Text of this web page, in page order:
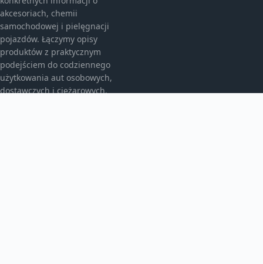
akcesoriach, chemii
samochodowej i pielęgnacji
pojazdów. Łączymy opisy
produktów z praktycznym
podejściem do codziennego
użytkowania aut osobowych,
dostawczych i ciężarowych.